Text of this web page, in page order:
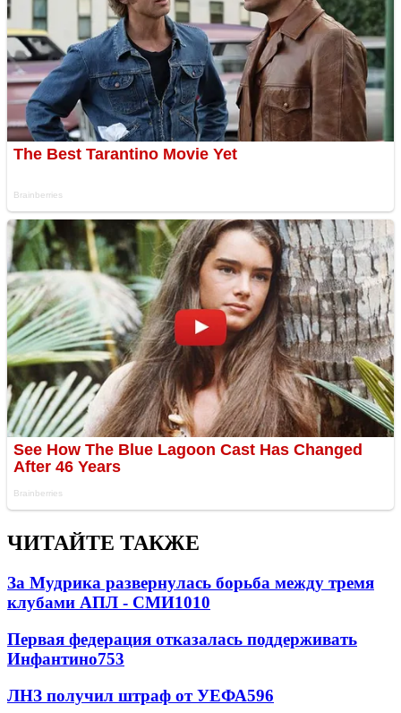
ЧИТАЙТЕ ТАКЖЕ
За Мудрика развернулась борьба между тремя
клубами АПЛ - СМИ1010
Первая федерация отказалась поддерживать
Инфантино753
ЛНЗ получил штраф от УЕФА596